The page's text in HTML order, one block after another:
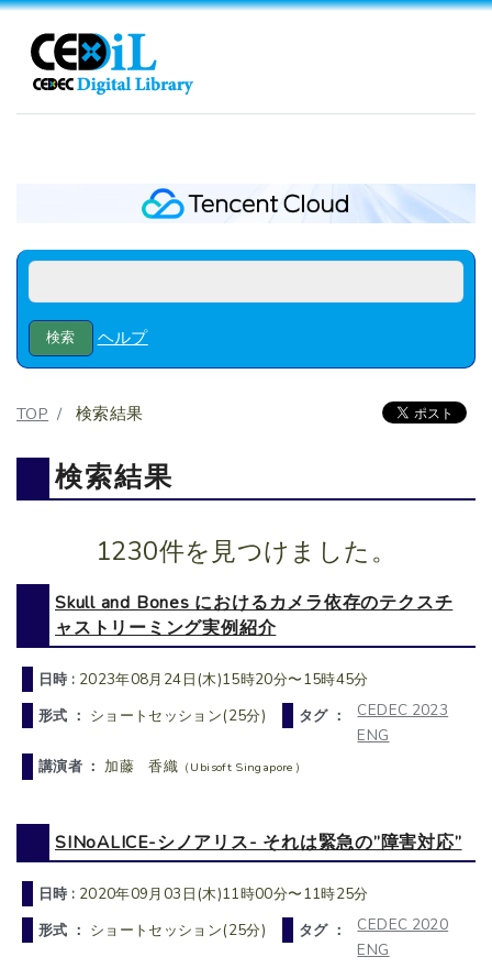
ヘルプ
TOP 検索結果
検索結果
1230件を見つけました。
Skull and Bones におけるカメラ依存のテクスチ
ャストリーミング実例紹介
日時 : 2023年08月24日(木)15時20分〜15時45分
形式 ： ショートセッション(25分) タグ ：
CEDEC 2023
ENG
講演者 ：加藤 香織 （Ubisoft Singapore）
SINoALICE-シノアリス- それは緊急の”障害対応”
日時 : 2020年09月03日(木)11時00分〜11時25分
形式 ： ショートセッション(25分) タグ ：
CEDEC 2020
ENG